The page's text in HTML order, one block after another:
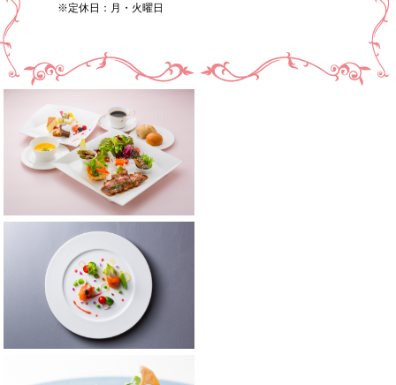
※定休日：月・火曜日